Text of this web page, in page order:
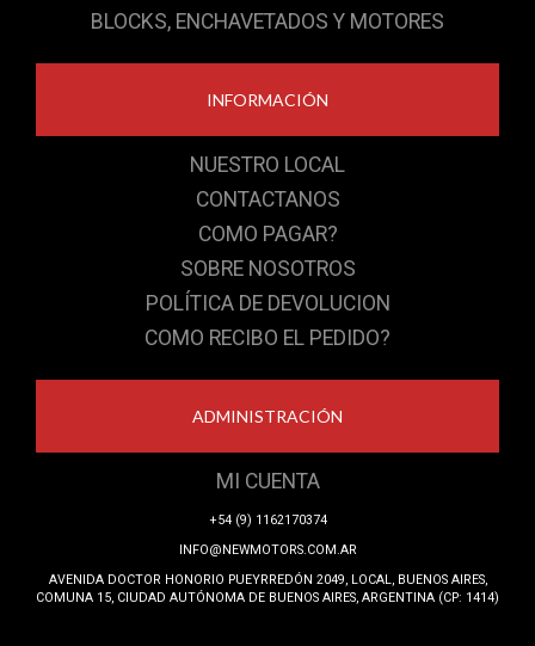
BLOCKS, ENCHAVETADOS Y MOTORES
INFORMACIÓN
NUESTRO LOCAL
CONTACTANOS
COMO PAGAR?
SOBRE NOSOTROS
POLÍTICA DE DEVOLUCION
COMO RECIBO EL PEDIDO?
ADMINISTRACIÓN
MI CUENTA
+54 (9) 1162170374
INFO@NEWMOTORS.COM.AR
AVENIDA DOCTOR HONORIO PUEYRREDÓN 2049, LOCAL, BUENOS AIRES,
COMUNA 15, CIUDAD AUTÓNOMA DE BUENOS AIRES, ARGENTINA (CP: 1414)